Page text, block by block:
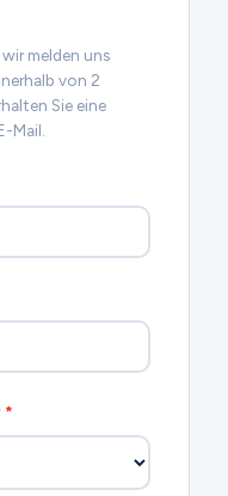
wir melden uns
von 2
Sie eine
Mail.
*